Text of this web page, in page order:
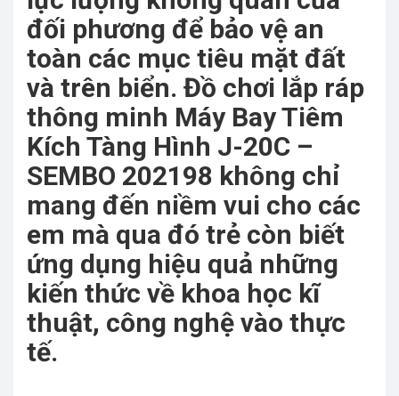
đối phương để bảo vệ an
toàn các mục tiêu mặt đất
và trên biển. Đồ chơi lắp ráp
thông minh Máy Bay Tiêm
Kích Tàng Hình J-20C –
SEMBO 202198 không chỉ
mang đến niềm vui cho các
em mà qua đó trẻ còn biết
ứng dụng hiệu quả những
kiến thức về khoa học kĩ
thuật, công nghệ vào thực
tế.